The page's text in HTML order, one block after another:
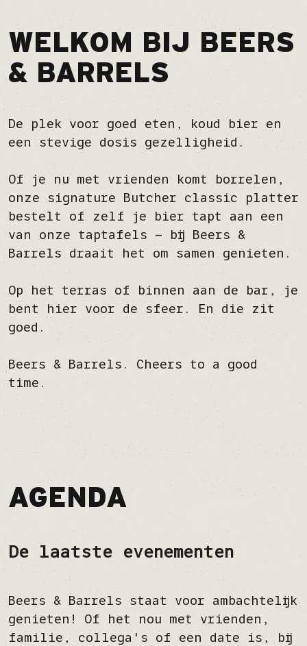
WELKOM BIJ BEERS
& BARRELS
De plek voor goed eten, koud bier en
een stevige dosis gezelligheid.
Of je nu met vrienden komt borrelen,
onze signature Butcher classic platter
bestelt of zelf je bier tapt aan een
van onze taptafels – bij Beers &
Barrels draait het om samen genieten.
Op het terras of binnen aan de bar, je
bent hier voor de sfeer. En die zit
goed.
Beers & Barrels. Cheers to a good
time.
AGENDA
De laatste evenementen
Beers & Barrels staat voor ambachtelijk
genieten! Of het nou met vrienden,
familie, collega's of een date is, bij